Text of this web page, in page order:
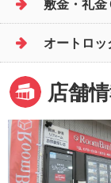
敷金・礼
オートロ
店舗